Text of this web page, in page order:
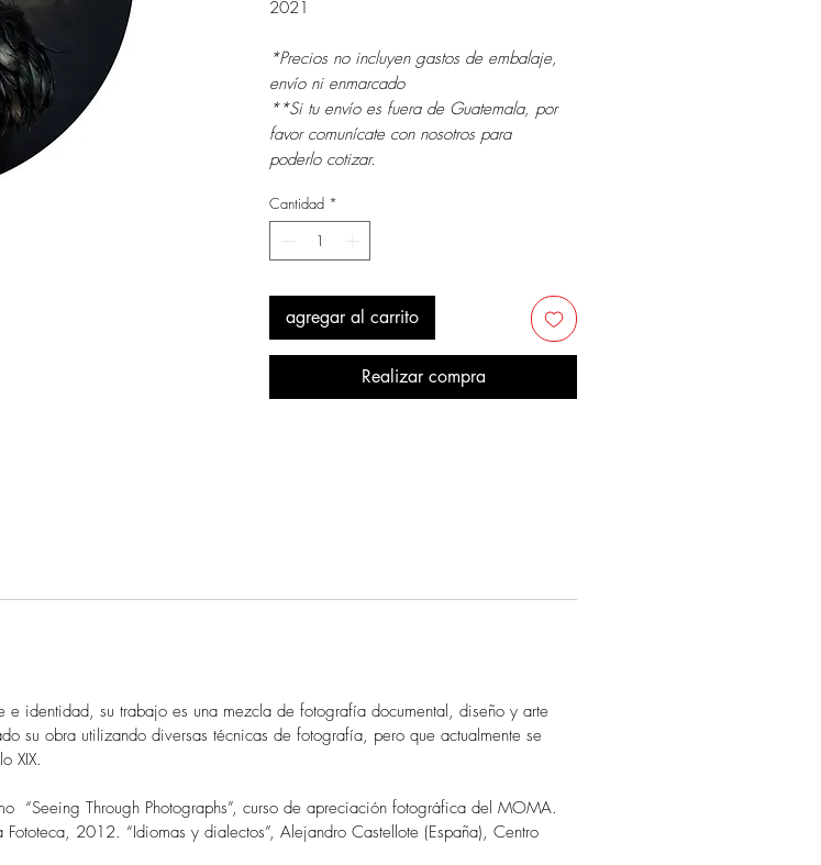
2021
*Precios no incluyen gastos de embalaje,
envío ni enmarcado
**Si tu envío es fuera de Guatemala, por
favor comunícate con nosotros para
poderlo cotizar.
Cantidad *
agregar al carrito
Realizar compra
identidad, su trabajo es una mezcla de fotografía documental, diseño y arte
su obra utilizando diversas técnicas de fotografía, pero que actualmente se
XIX.
“Seeing Through Photographs”, curso de apreciación fotográfica del MOMA.
2012. “Idiomas y dialectos”, Alejandro Castellote (España), Centro